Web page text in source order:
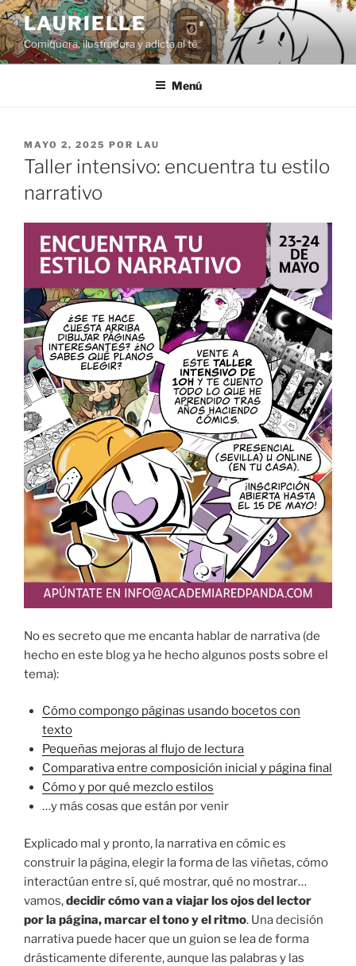
Saltar
al
contenido
LAURIELLE
Comiquera, ilustradora y adicta al té
Menú
PUBLICADO
EL
MAYO 2, 2025 POR LAU
Taller intensivo: encuentra tu estilo
narrativo
No es secreto que me encanta hablar de narrativa (de
hecho en este blog ya he hecho algunos posts sobre el
tema):
Cómo compongo páginas usando bocetos con
texto
Pequeñas mejoras al flujo de lectura
Comparativa entre composición inicial y página final
Cómo y por qué mezclo estilos
…y más cosas que están por venir
Explicado mal y pronto, la narrativa en cómic es
construir la página, elegir la forma de las viñetas, cómo
interactúan entre sí, qué mostrar, qué no mostrar…
vamos,decidir cómo van a viajar los ojos del lector
por la página, marcar el tono y el ritmo. Una decisión
narrativa puede hacer que un guion se lea de forma
drásticamente diferente, aunque las palabras y las